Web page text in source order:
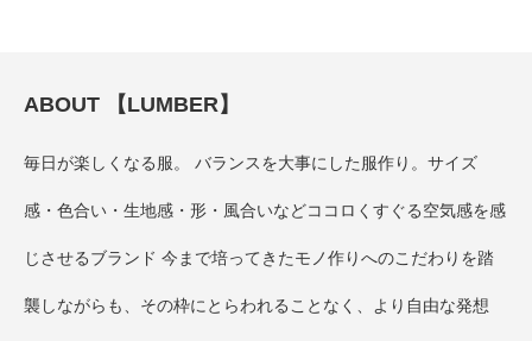
ABOUT 【LUMBER】
毎日が楽しくなる服。 バランスを大事にした服作り。サイズ
感・色合い・生地感・形・風合いなどココロくすぐる空気感を感
じさせるブランド 今まで培ってきたモノ作りへのこだわりを踏
襲しながらも、その枠にとらわれることなく、より自由な発想